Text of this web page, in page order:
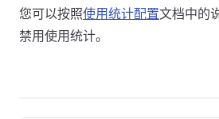
您可以按照使用统计配置文档中的
禁用使用统计。